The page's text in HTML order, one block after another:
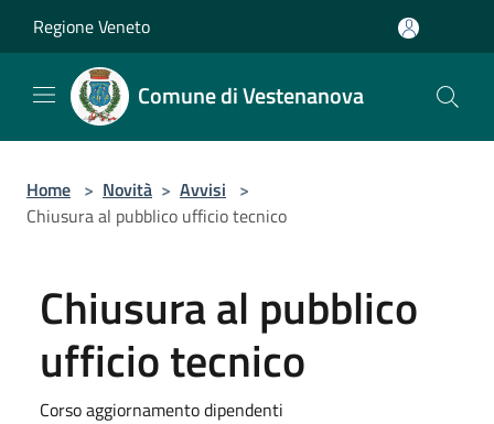
Regione Veneto
Comune di Vestenanova
Home > Novità > Avvisi >
Chiusura al pubblico ufficio tecnico
Chiusura al pubblico
ufficio tecnico
Corso aggiornamento dipendenti